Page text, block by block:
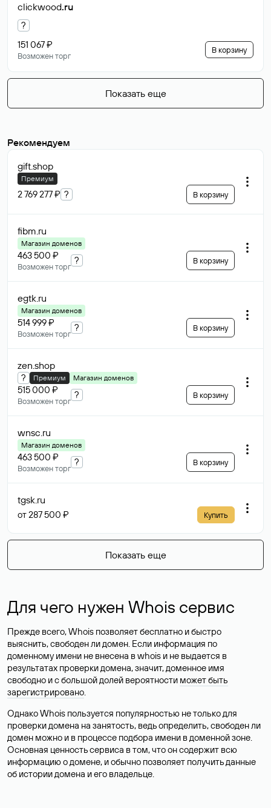
clickwood.ru
?
151 067 ₽
Возможен торг
В корзину
Показать еще
Рекомендуем
gift.shop
Премиум
2 769 277 ₽ ? В корзину
fibm.ru
Магазин доменов
463 500 ₽
Возможен торг
? В корзину
egtk.ru
Магазин доменов
514 999 ₽
Возможен торг
? В корзину
zen.shop
? Премиум Магазин доменов
515 000 ₽
Возможен торг
? В корзину
wnsc.ru
Магазин доменов
463 500 ₽
Возможен торг
? В корзину
tgsk.ru
от 287 500 ₽ Купить
Показать еще
Для чего нужен Whois сервис
Прежде всего, Whois позволяет бесплатно и быстро
выяснить, свободен ли домен. Если информация по
доменному имени не внесена в whois и не выдается в
результатах проверки домена, значит, доменное имя
свободно и с большой долей вероятности может быть
зарегистрировано.
Однако Whois пользуется популярностью не только для
проверки домена на занятость, ведь определить, свободен ли
домен можно и в процессе подбора имени в доменной зоне.
Основная ценность сервиса в том, что он содержит всю
информацию о домене, и обычно позволяет получить данные
об истории домена и его владельце.